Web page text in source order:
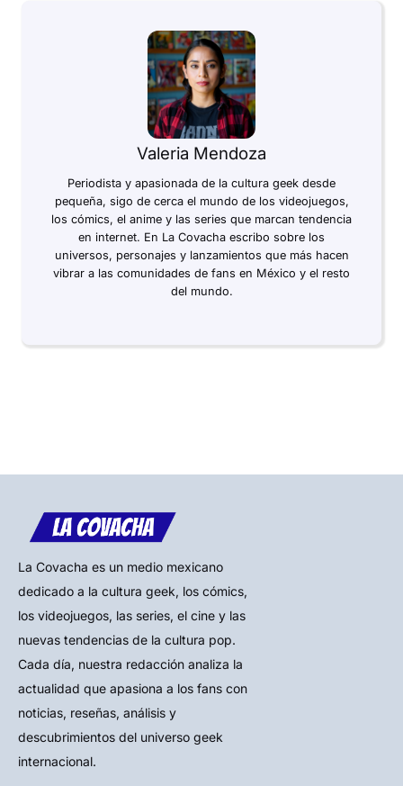
Valeria Mendoza
Periodista y apasionada de la cultura geek desde
pequeña, sigo de cerca el mundo de los videojuegos,
los cómics, el anime y las series que marcan tendencia
en internet. En La Covacha escribo sobre los
universos, personajes y lanzamientos que más hacen
vibrar a las comunidades de fans en México y el resto
del mundo.
La Covacha es un medio mexicano
dedicado a la cultura geek, los cómics,
los videojuegos, las series, el cine y las
nuevas tendencias de la cultura pop.
Cada día, nuestra redacción analiza la
actualidad que apasiona a los fans con
noticias, reseñas, análisis y
descubrimientos del universo geek
internacional.